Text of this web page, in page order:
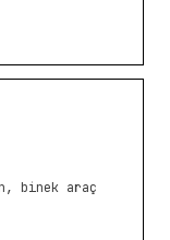
binek araç